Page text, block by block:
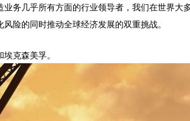
务几乎所有方面的行业领导者，我们在世界大
险的同时推动全球经济发展的双重挑战。
克森美孚。